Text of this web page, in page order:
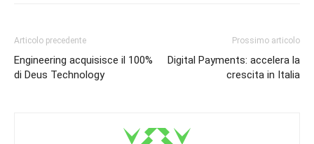
Articolo precedente
Engineering acquisisce il 100%
di Deus Technology
Prossimo articolo
Digital Payments: accelera la
crescita in Italia